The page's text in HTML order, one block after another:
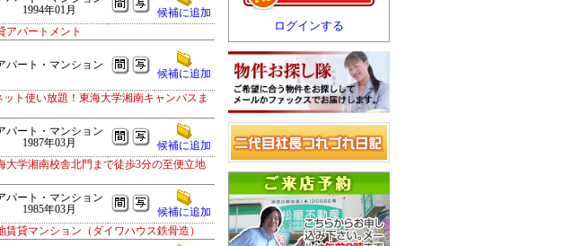
ログインする
1994年01月
候補に追加
アパートメント
パート・マンション
候補に追加
ト使い放題！東海大学湘南キャンパスま
パート・マンション
1987年03月
候補に追加
学湘南校舎北門まで徒歩3分の至便立地
パート・マンション
1985年03月
候補に追加
貸マンション（ダイワハウス鉄骨造）